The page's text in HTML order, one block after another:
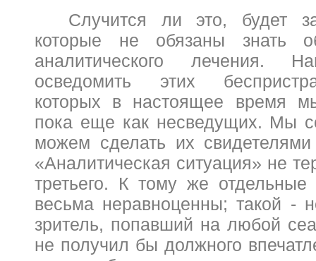
Случится ли это, будет
которые не обязаны знать
аналитического лечения.
осведомить этих
которых в настоящее время
пока еще как несведущих. Мы
можем сделать их свидетелями
«Аналитическая ситуация» не
третьего. К тому же
весьма неравноценны; такой -
зритель, попавший на любой
не получил бы должного